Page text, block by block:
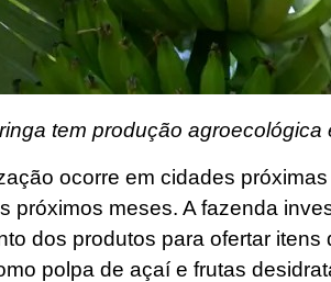
tem produção agroecológica
ocorre em cidades
próximos meses. A fazenda
dos produtos para ofertar itens
polpa de açaí e frutas